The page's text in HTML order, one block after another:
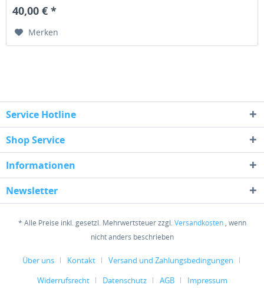
40,00 € *
Merken
Service Hotline
Shop Service
Informationen
Newsletter
* Alle Preise inkl. gesetzl. Mehrwertsteuer zzgl.Versandkosten, wenn
nicht anders beschrieben
Über uns Kontakt
Versand und Zahlungsbedingungen
Widerrufsrecht
Datenschutz AGB Impressum